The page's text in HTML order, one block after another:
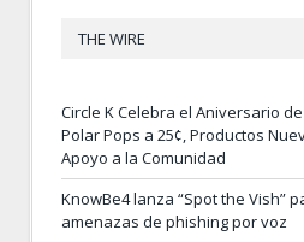
THE WIRE
Circle K Celebra el Aniversario
Polar Pops a 25¢, Productos
Apoyo a la Comunidad
KnowBe4 lanza “Spot the Vish”
amenazas de phishing por voz